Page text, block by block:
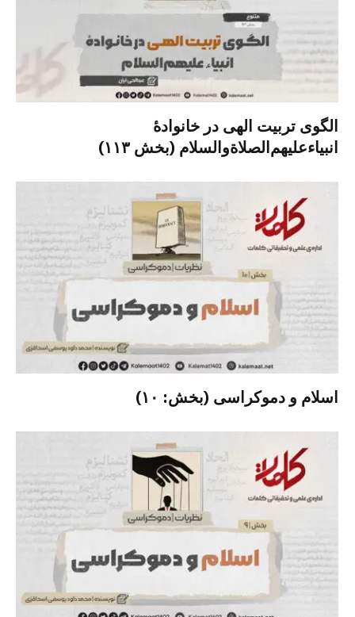
الگوی تربیت الهی در خانوادۀ
انبیاءعلیهم‌الصلاةو‌السلام (بخش ۱۱۳)
اسلام و دموکراسی (بخش: ۱۰)